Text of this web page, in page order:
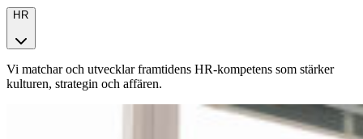
HR
Vi matchar och utvecklar framtidens HR-kompetens som stärker
kulturen, strategin och affären.